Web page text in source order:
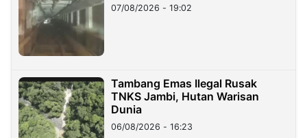
07/08/2026 - 19:02
Tambang Emas Ilegal Rusak
TNKS Jambi, Hutan Warisan
Dunia
06/08/2026 - 16:23